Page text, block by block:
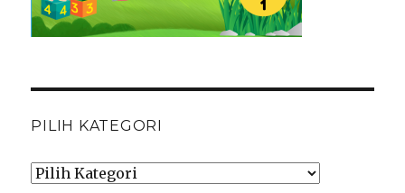
PILIH KATEGORI
Pilih